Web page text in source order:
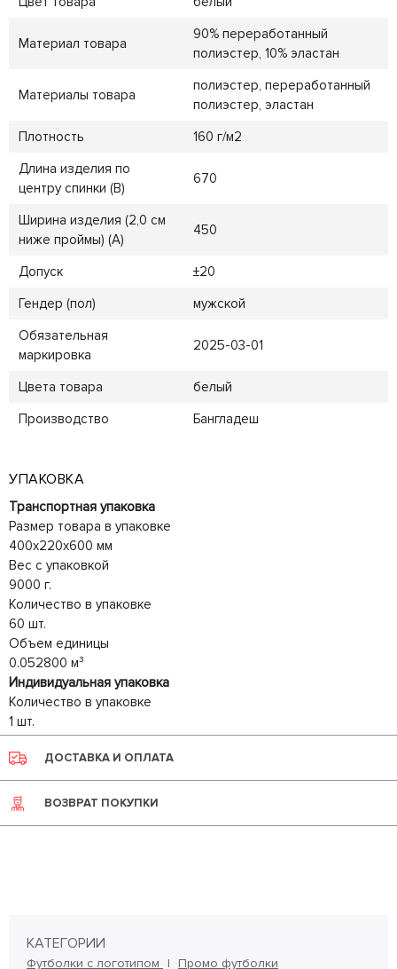
Материал товара
90% переработанный
полиэстер, 10% эластан
Материалы товара
полиэстер, переработанный
полиэстер, эластан
Плотность
160 г/м2
Длина изделия по
центру спинки (B)
670
Ширина изделия (2,0 см
ниже проймы) (A)
450
Допуск
±20
Гендер (пол)
мужской
Обязательная
маркировка
2025-03-01
Цвета товара
белый
Производство
Бангладеш
УПАКОВКА
Транспортная упаковка
Размер товара в упаковке
400x220x600 мм
Вес с упаковкой
9000 г.
Количество в упаковке
60 шт.
Объем единицы
0.052800 м³
Индивидуальная упаковка
Количество в упаковке
1 шт.
ДОСТАВКА И ОПЛАТА
ВОЗВРАТ ПОКУПКИ
КАТЕГОРИИ
Футболки с логотипом Промо футболки